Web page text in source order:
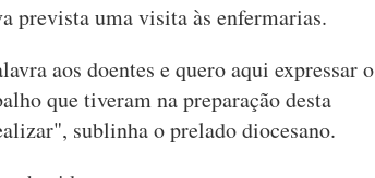
prevista uma visita às enfermarias.
aos doentes e quero aqui expressar o
que tiveram na preparação desta
sublinha o prelado diocesano.